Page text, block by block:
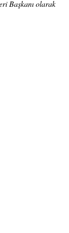
Başkanı olarak